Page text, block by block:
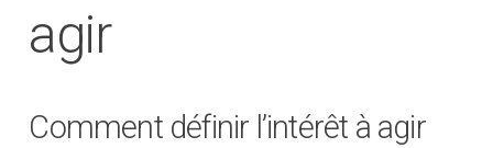
agir
Comment définir l’intérêt à agir